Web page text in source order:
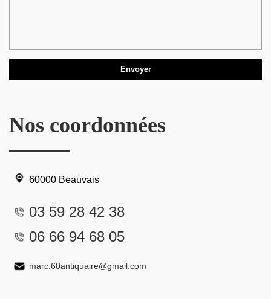
Nos coordonnées
60000 Beauvais
03 59 28 42 38
06 66 94 68 05
marc.60antiquaire@gmail.com